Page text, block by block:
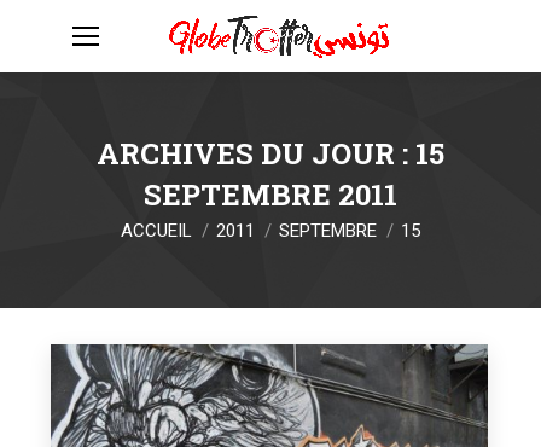
ARCHIVES DU JOUR : 15
SEPTEMBRE 2011
Vous êtes ici :
ACCUEIL 2011 SEPTEMBRE 15